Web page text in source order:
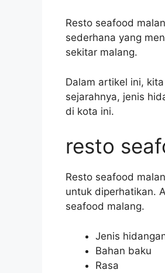
Resto seafood
sederhana yang
sekitar malang.
Dalam artikel ini,
sejarahnya, jenis
di kota ini.
resto
Resto seafood
untuk diperhatikan.
seafood malang.
Jenis
Bahan baku
Rasa